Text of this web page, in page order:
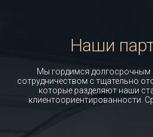
Наши
Мы гордимся
сотрудничеством с тщательно
которые разделяют наши
клиентоориентированности.